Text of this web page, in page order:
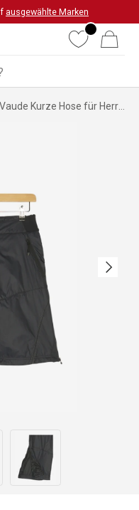
ausgewählte Marken
WunschlisteWarenkorb
Nächste